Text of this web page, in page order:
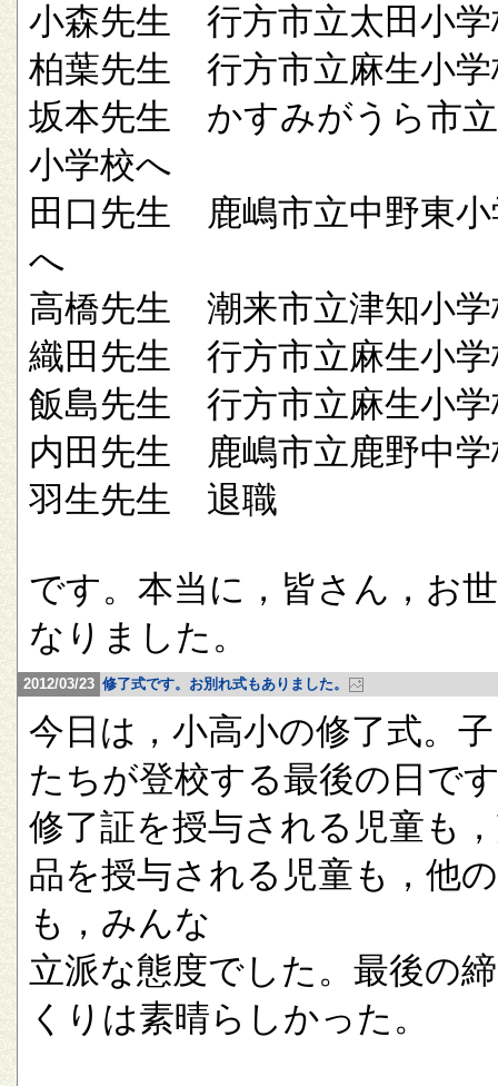
小森先生 行方市立太田小学
柏葉先生 行方市立麻生小学
坂本先生 かすみがうら市
小学校へ
田口先生 鹿嶋市立中野東小
へ
高橋先生 潮来市立津知小学
織田先生 行方市立麻生小学
飯島先生 行方市立麻生小学
内田先生 鹿嶋市立鹿野中学
羽生先生 退職
です。本当に，皆さん，お
なりました。
2012/03/23 修了式です。お別れ式もありました。
今日は，小高小の修了式。
たちが登校する最後の日で
修了証を授与される児童も
品を授与される児童も，他
も，みんな
立派な態度でした。最後の
くりは素晴らしかった。